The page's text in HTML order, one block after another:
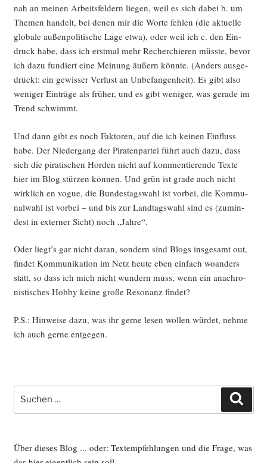
nah an mei­nen Arbeits­fel­dern lie­gen, weil es sich dabei b. um
The­men han­delt, bei denen mir die Wor­te feh­len (die aktu­el­le
glo­ba­le außen­po­li­ti­sche Lage etwa), oder weil ich c. den Ein­
druck habe, dass ich erst­mal mehr Recher­chie­ren müss­te, bevor
ich dazu fun­diert eine Mei­nung äußern könn­te. (Anders aus­ge­
drückt: ein gewis­ser Ver­lust an Unbe­fan­gen­heit). Es gibt also
weni­ger Ein­trä­ge als frü­her, und es gibt weni­ger, was gera­de im
Trend schwimmt.
Und dann gibt es noch Fak­to­ren, auf die ich kei­nen Ein­fluss
habe. Der Nie­der­gang der Pira­ten­par­tei führt auch dazu, dass
sich die pira­ti­schen Hor­den nicht auf kom­men­tie­ren­de Tex­te
hier im Blog stür­zen kön­nen. Und grün ist gra­de auch nicht
wirk­lich en vogue, die Bun­des­tags­wahl ist vor­bei, die Kom­mu­
nal­wahl ist vor­bei – und bis zur Land­tags­wahl sind es (zumin­
dest in exter­ner Sicht) noch „Jah­re“.
Oder liegt’s gar nicht dar­an, son­dern sind Blogs ins­ge­samt out,
fin­det Kom­mu­ni­ka­ti­on im Netz heu­te eben ein­fach woan­ders
statt, so dass ich mich nicht wun­dern muss, wenn ein ana­chro­
nis­ti­sches Hob­by kei­ne gro­ße Reso­nanz findet?
P.S.: Hin­wei­se dazu, was ihr ger­ne lesen wol­len wür­det, neh­me
ich auch ger­ne entgegen.
Suche
nach:
Über dieses Blog ... oder: Textempfehlungen und die Frage, was